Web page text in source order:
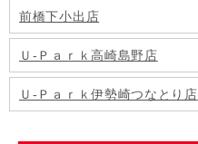
前橋下小出店
Ｕ-Ｐａｒｋ高崎島野店
Ｕ-Ｐａｒｋ伊勢崎つなとり店